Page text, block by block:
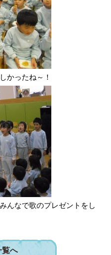
かったね～！
んなで歌のプレゼントをし
覧へ